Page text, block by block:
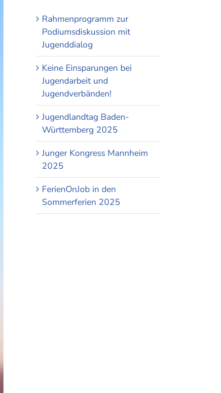
Rahmenprogramm zur
Podiumsdiskussion mit
Jugenddialog
Keine Einsparungen bei
Jugendarbeit und
Jugendverbänden!
Jugendlandtag Baden-
Württemberg 2025
Junger Kongress Mannheim
2025
FerienOnJob in den
Sommerferien 2025